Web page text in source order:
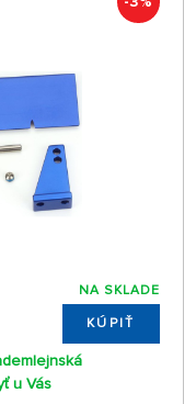
NA SKLADE
KÚPIŤ
u Vás